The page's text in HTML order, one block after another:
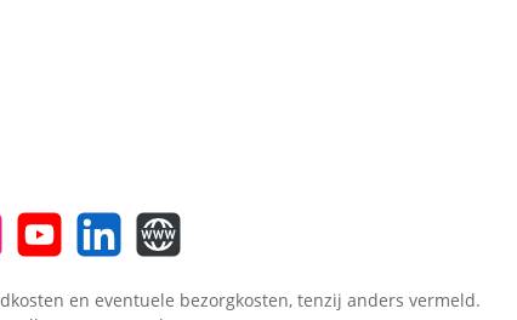
en eventuele bezorgkosten, tenzij anders vermeld.